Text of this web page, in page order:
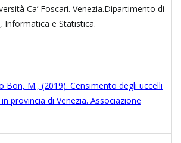
Ca’ Foscari. Venezia.Dipartimento di
Informatica e Statistica.
Bon, M., (2019). Censimento degli uccelli
provincia di Venezia. Associazione